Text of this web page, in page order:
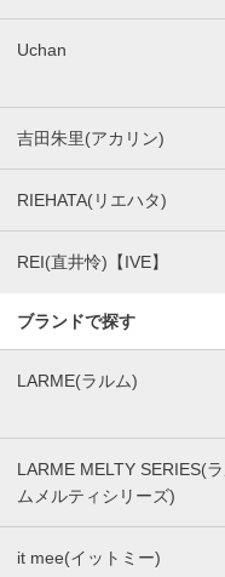
Uchan
吉田朱里(アカリン)
RIEHATA(リエハタ)
REI(直井怜)【IVE】
ブランドで探す
LARME(ラルム)
LARME MELTY SERIES(
ムメルティシリーズ)
it mee(イットミー)